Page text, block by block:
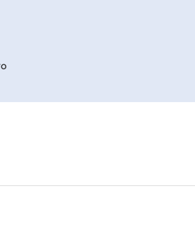
Recovery
& Reparar archivos EDB.
bases de datos MS SQL.